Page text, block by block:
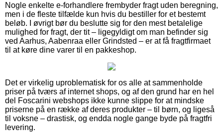
Nogle enkelte e-forhandlere frembyder fragt uden beregning,
men i de fleste tilfælde kun hvis du bestiller for et bestemt
beløb. I øvrigt bør du beslutte sig for den mest betalelige
mulighed for fragt, der tit – ligegyldigt om man befinder sig
ved Aarhus, Aabenraa eller Grindsted – er at få fragtfirmaet
til at køre dine varer til en pakkeshop.
Det er virkelig uproblematisk for os alle at sammenholde
priser på tværs af internet shops, og af den grund har en hel
del Foscarini webshops ikke kunne slippe for at mindske
priserne på en række af deres produkter – til børn, og ligeså
til voksne – drastisk, og endda nogle gange byde på fragtfri
levering.